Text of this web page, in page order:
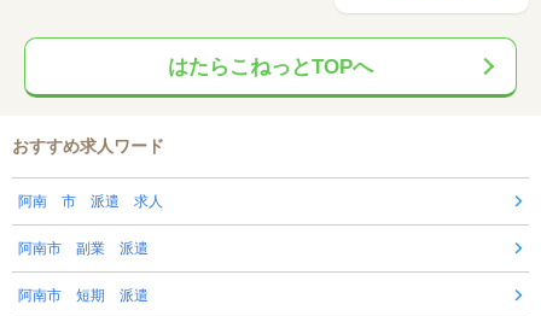
はたらこねっとTOPへ
おすすめ求人ワード
阿南 市 派遣 求人
阿南市 副業 派遣
阿南市 短期 派遣